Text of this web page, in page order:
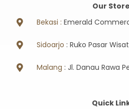
Our Store
Bekasi : Emerald
Sidoarjo : Ruko Pasar
Malang : Jl. Danau Rawa
Quick